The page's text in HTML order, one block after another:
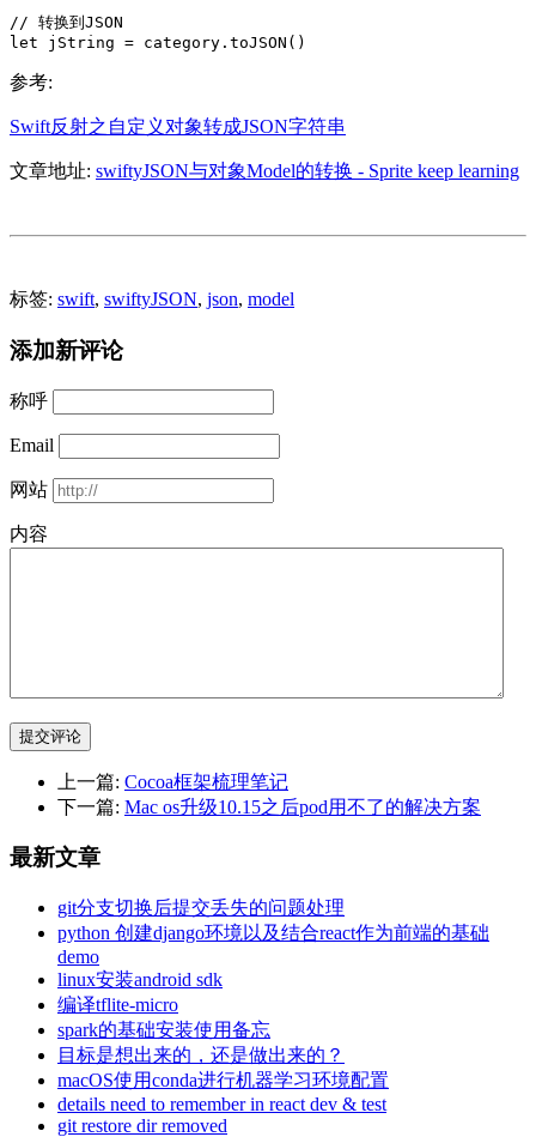
// 转换到JSON
参考:
Swift反射之自定义对象转成JSON字符串
文章地址: swiftyJSON与对象Model的转换 - Sprite keep learning
标签: swift, swiftyJSON, json, model
添加新评论
称呼
Email
网站
内容
提交评论
上一篇: Cocoa框架梳理笔记
下一篇: Mac os升级10.15之后pod用不了的解决方案
最新文章
git分支切换后提交丢失的问题处理
python 创建django环境以及结合react作为前端的基础
demo
linux安装android sdk
编译tflite-micro
spark的基础安装使用备忘
目标是想出来的，还是做出来的？
macOS使用conda进行机器学习环境配置
details need to remember in react dev & test
git restore dir removed